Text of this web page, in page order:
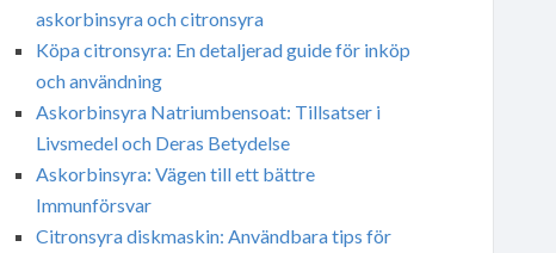
askorbinsyra och citronsyra
Köpa citronsyra: En detaljerad guide för inköp
och användning
Askorbinsyra Natriumbensoat: Tillsatser i
Livsmedel och Deras Betydelse
Askorbinsyra: Vägen till ett bättre
Immunförsvar
Citronsyra diskmaskin: Användbara tips för